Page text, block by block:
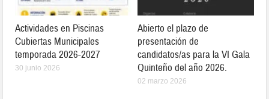
Actividades en Piscinas
Cubiertas Municipales
temporada 2026-2027
30 junio 2026
Abierto el plazo de
presentación de
candidatos/as para la VI Gala
Quinteño del año 2026.
02 marzo 2026